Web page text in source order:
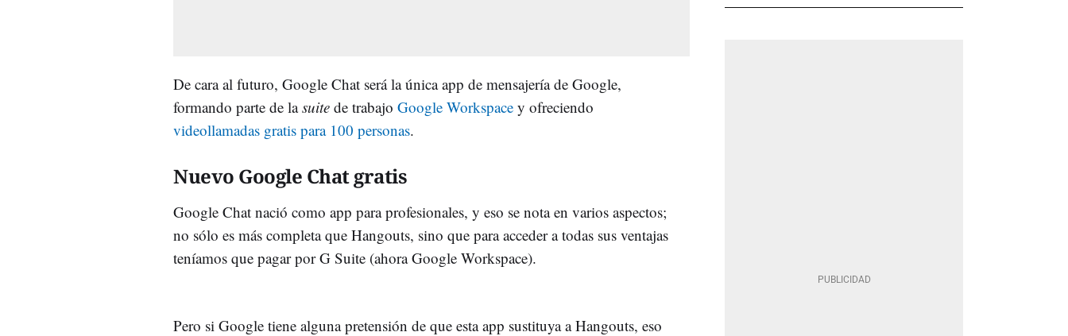
De cara al futuro, Google Chat será la única app de mensajería de Google,
formando parte de lasuite de trabajo Google Workspace y ofreciendo
videollamadas gratis para 100 personas.
Nuevo Google Chat gratis
Google Chat nació como app para profesionales, y eso se nota en varios aspectos;
no sólo es más completa que Hangouts, sino que para acceder a todas sus ventajas
teníamos que pagar por G Suite (ahora Google Workspace).
Pero si Google tiene alguna pretensión de que esta app sustituya a Hangouts, eso